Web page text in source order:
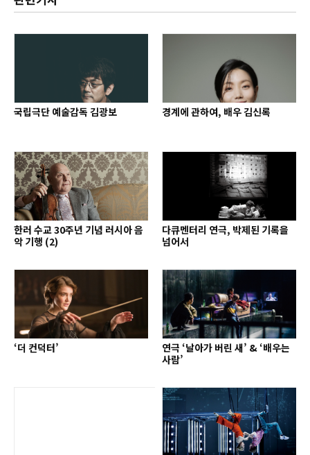
국립극단 예술감독 김광보 경계에 관하여, 배우 김신록
한러 수교 30주년 기념 러시아 음
악 기행 (2)
다큐멘터리 연극, 박제된 기록을
넘어서
‘더 컨덕터’
연극 ‘날아가 버린 새’ & ‘배우는
사람’